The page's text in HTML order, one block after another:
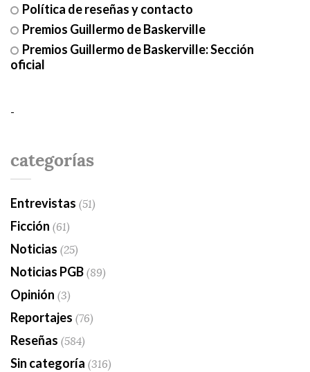
Política de reseñas y contacto
Premios Guillermo de Baskerville
Premios Guillermo de Baskerville: Sección
oficial
-
categorías
Entrevistas (51)
Ficción (61)
Noticias (25)
Noticias PGB(89)
Opinión (3)
Reportajes (76)
Reseñas (584)
Sin categoría (316)